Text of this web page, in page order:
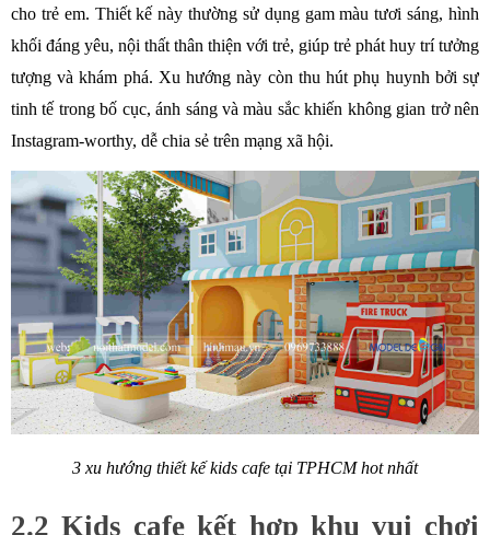
cho trẻ em. Thiết kế này thường sử dụng gam màu tươi sáng, hình
khối đáng yêu, nội thất thân thiện với trẻ, giúp trẻ phát huy trí tưởng
tượng và khám phá. Xu hướng này còn thu hút phụ huynh bởi sự
tinh tế trong bố cục, ánh sáng và màu sắc khiến không gian trở nên
Instagram-worthy, dễ chia sẻ trên mạng xã hội.
3 xu hướng thiết kế kids cafe tại TPHCM hot nhất
2.2 Kids cafe kết hợp khu vui chơi